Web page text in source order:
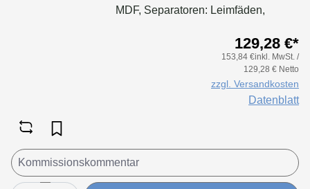
MDF, Separatoren: Leimfäden,
Applikation für größere Luftmenge,
geringeren Druckverlust &
129,28 €*
153,84 €inkl. MwSt. /
129,28 € Netto
zzgl. Versandkosten
Datenblatt